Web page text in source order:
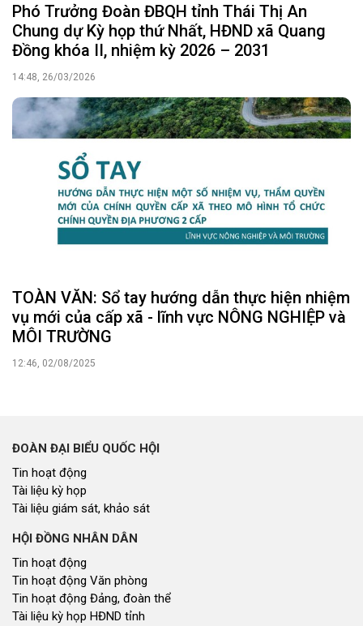
Phó Trưởng Đoàn ĐBQH tỉnh Thái Thị An
Chung dự Kỳ họp thứ Nhất, HĐND xã Quang
Đồng khóa II, nhiệm kỳ 2026 – 2031
14:48, 26/03/2026
TOÀN VĂN: Sổ tay hướng dẫn thực hiện nhiệm
vụ mới của cấp xã - lĩnh vực NÔNG NGHIỆP và
MÔI TRƯỜNG
12:46, 02/08/2025
ĐOÀN ĐẠI BIỂU QUỐC HỘI
Tin hoạt động
Tài liệu kỳ họp
Tài liệu giám sát, khảo sát
HỘI ĐỒNG NHÂN DÂN
Tin hoạt động
Tin hoạt động Văn phòng
Tin hoạt động Đảng, đoàn thể
Tài liệu kỳ họp HĐND tỉnh